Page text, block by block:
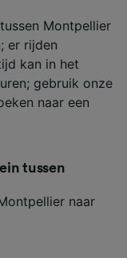
Montpellier
er rijden
kan in het
gebruik onze
naar een
tussen
naar